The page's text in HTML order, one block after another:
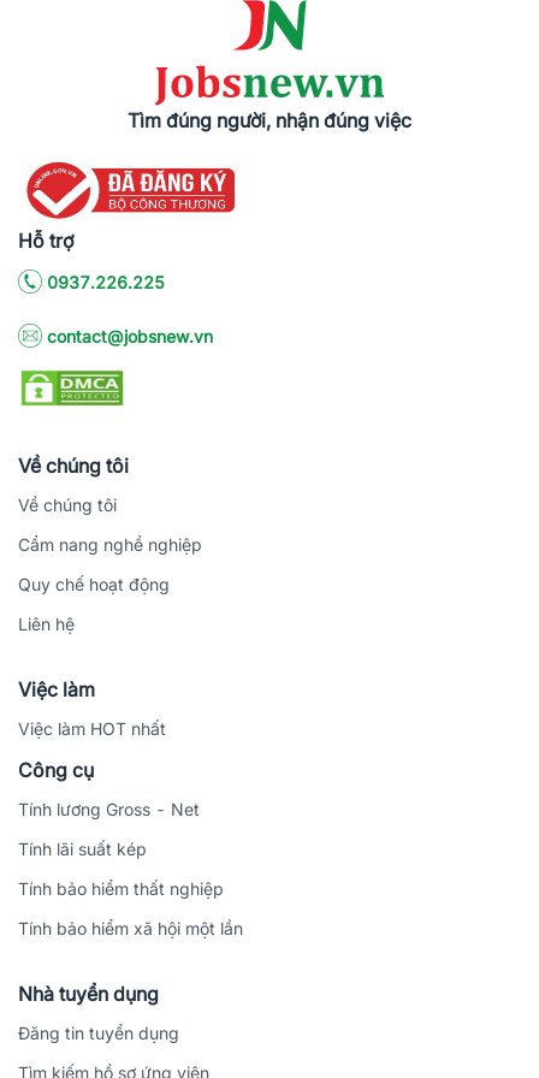
Tìm đúng người, nhận đúng việc
Hỗ trợ
0937.226.225
contact@jobsnew.vn
Về chúng tôi
Về chúng tôi
Cẩm nang nghề nghiệp
Quy chế hoạt động
Liên hệ
Việc làm
Việc làm HOT nhất
Công cụ
Tính lương Gross - Net
Tính lãi suất kép
Tính bảo hiểm thất nghiệp
Tính bảo hiểm xã hội một lần
Nhà tuyển dụng
Đăng tin tuyển dụng
Tìm kiếm hồ sơ ứng viên